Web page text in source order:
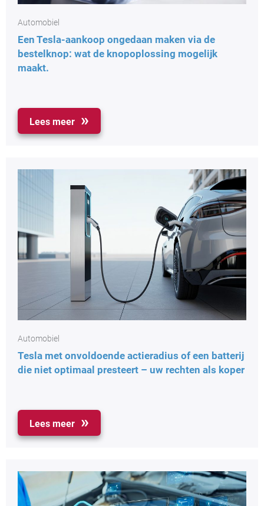
Automobiel
Een Tesla-aankoop ongedaan maken via de
bestelknop: wat de knopoplossing mogelijk
maakt.
Lees meer
Automobiel
Tesla met onvoldoende actieradius of een batterij
die niet optimaal presteert – uw rechten als koper
Lees meer